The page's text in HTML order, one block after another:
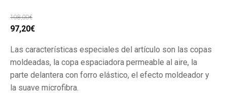
108,00€
El
original
era:
108,00€.
97,20€El
actual
es:
97,20€.
Las características especiales del artículo son las copas
moldeadas, la copa espaciadora permeable al aire, la
parte delantera con forro elástico, el efecto moldeador y
la suave microfibra.